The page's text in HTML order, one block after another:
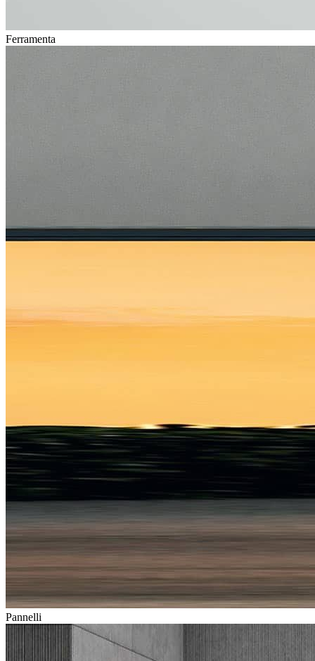
Ferramenta
Pannelli